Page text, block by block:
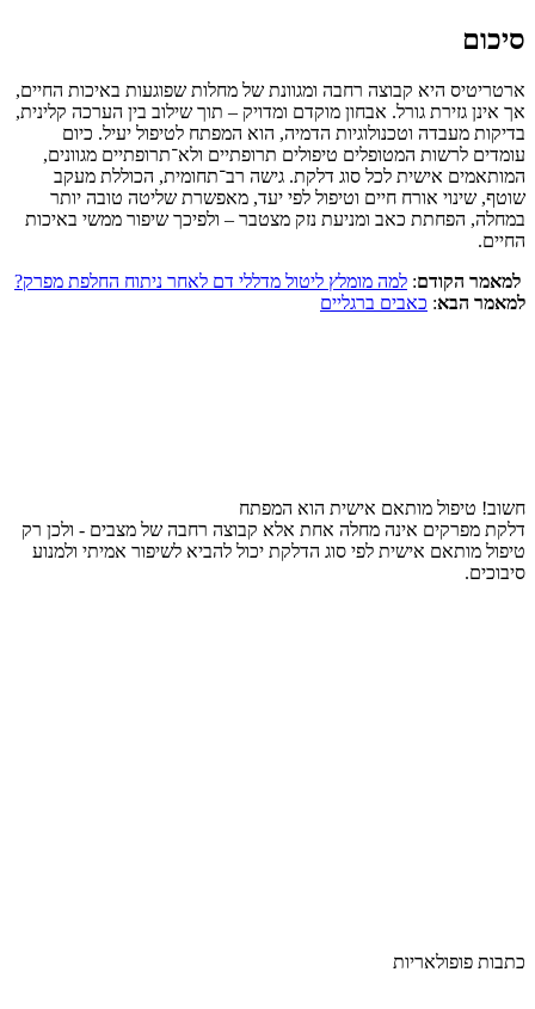
סיכום
ארטריטיס היא קבוצה רחבה ומגוונת של מחלות שפוגעות באיכות החיים,
אך אינן גזירת גורל. אבחון מוקדם ומדויק – תוך שילוב בין הערכה קלינית,
בדיקות מעבדה וטכנולוגיות הדמיה, הוא המפתח לטיפול יעיל. כיום
עומדים לרשות המטופלים טיפולים תרופתיים ולא־תרופתיים מגוונים,
המותאמים אישית לכל סוג דלקת. גישה רב־תחומית, הכוללת מעקב
שוטף, שינוי אורח חיים וטיפול לפי יעד, מאפשרת שליטה טובה יותר
במחלה, הפחתת כאב ומניעת נזק מצטבר – ולפיכך שיפור ממשי באיכות
החיים.
למאמר הקודם: למה מומלץ ליטול מדללי דם לאחר ניתוח החלפת מפרק?
למאמר הבא: כאבים ברגליים
חשוב! טיפול מותאם אישית הוא המפתח
דלקת מפרקים אינה מחלה אחת אלא קבוצה רחבה של מצבים - ולכן רק
טיפול מותאם אישית לפי סוג הדלקת יכול להביא לשיפור אמיתי ולמנוע
סיבוכים.
כתבות פופולאריות